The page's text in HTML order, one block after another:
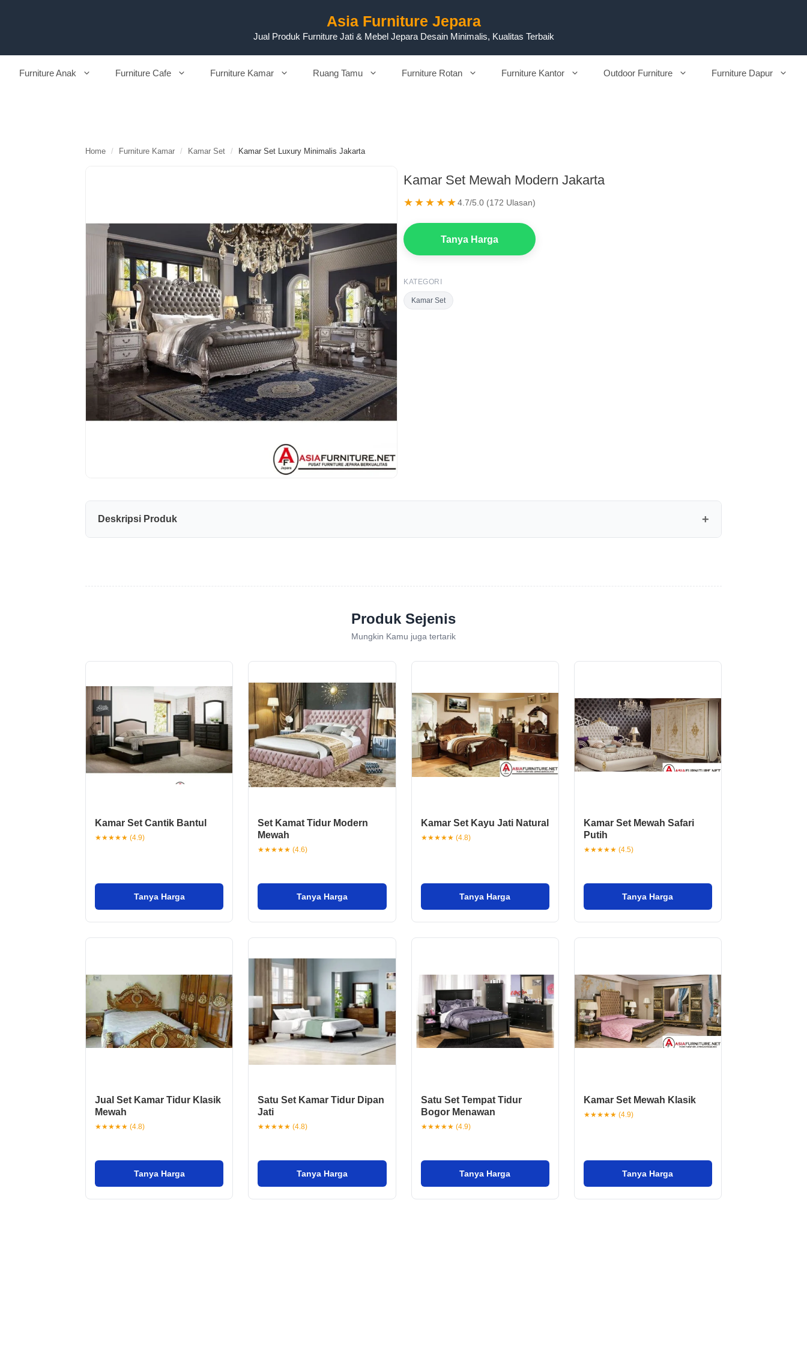
Asia Furniture Jepara
Jual Produk Furniture Jati & Mebel Jepara Desain Minimalis, Kualitas Terbaik
Furniture Anak Furniture Cafe Furniture Kamar Ruang Tamu Furniture Rotan Furniture Kantor Outdoor Furniture Furniture Dapur
Home / Furniture Kamar / Kamar Set / Kamar Set Luxury Minimalis Jakarta
Kamar Set Mewah Modern Jakarta
★★★★★4.7/5.0 (172 Ulasan)
Tanya Harga
KATEGORI
Kamar Set
Deskripsi Produk
Produk Sejenis
Mungkin Kamu juga tertarik
Kamar Set Cantik Bantul
★★★★★ (4.9)
Tanya Harga
Set Kamat Tidur Modern
Mewah
★★★★★ (4.6)
Tanya Harga
Kamar Set Kayu Jati Natural
★★★★★ (4.8)
Tanya Harga
Kamar Set Mewah Safari
Putih
★★★★★ (4.5)
Tanya Harga
Jual Set Kamar Tidur Klasik
Mewah
★★★★★ (4.8)
Tanya Harga
Satu Set Kamar Tidur Dipan
Jati
★★★★★ (4.8)
Tanya Harga
Satu Set Tempat Tidur
Bogor Menawan
★★★★★ (4.9)
Tanya Harga
Kamar Set Mewah Klasik
★★★★★ (4.9)
Tanya Harga